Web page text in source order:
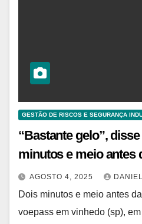
GESTÃO DE RISCOS E SEGURANÇA
“Bastante gelo”,
minutos e meio antes
AGOSTO 4, 2025
Dois minutos e meio antes
voepass em vinhedo (sp),